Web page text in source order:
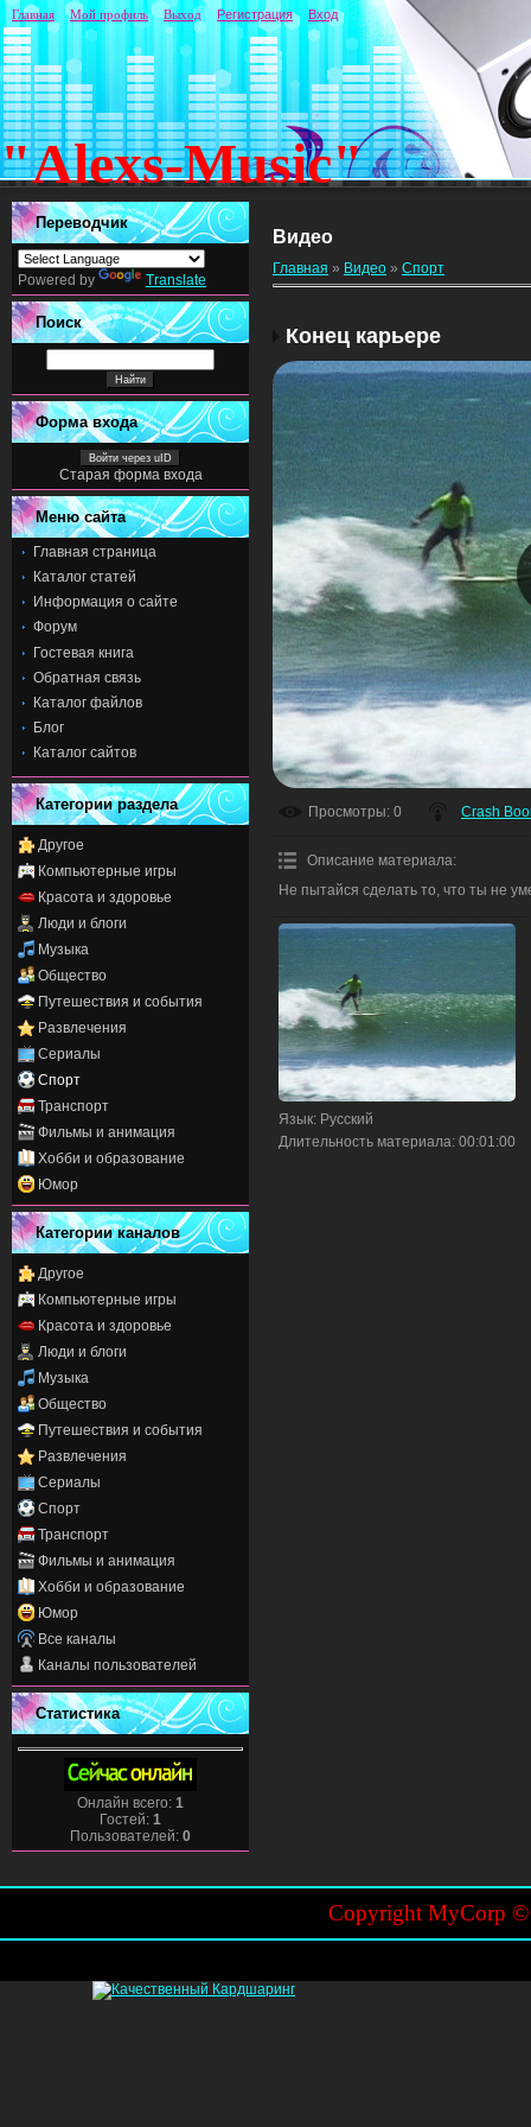
"Alexs-Music"
Главная Мой профиль Выход Регистрация Вход
Переводчик
Powered by Translate
Поиск
Форма входа
Войти через uID
Старая форма входа
Меню сайта
Главная страница
Каталог статей
Информация о сайте
Форум
Гостевая книга
Обратная связь
Каталог файлов
Блог
Каталог сайтов
Категории раздела
Другое
Компьютерные игры
Красота и здоровье
Люди и блоги
Музыка
Общество
Путешествия и события
Развлечения
Сериалы
Спорт
Транспорт
Фильмы и анимация
Хобби и образование
Юмор
Категории каналов
Другое
Компьютерные игры
Красота и здоровье
Люди и блоги
Музыка
Общество
Путешествия и события
Развлечения
Сериалы
Спорт
Транспорт
Фильмы и анимация
Хобби и образование
Юмор
Все каналы
Каналы пользователей
Статистика
Онлайн всего: 1
Гостей: 1
Пользователей: 0
Видео
Главная » Видео » Спорт
Конец карьере
Просмотры: 0 Crash
Описание материала:
Не пытайся сделать то, что ты не
Язык: Русский
Длительность материала: 00:01:00
Copyright MyCorp